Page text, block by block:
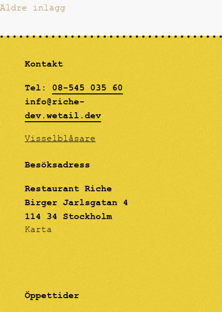
Inläggsnavigering
Äldre inlägg
Öppettider
Kontakt
Tel: 08-545 035 60
info@riche-
dev.wetail.dev
Visselblåsare
Besöksadress
Restaurant Riche
Birger Jarlsgatan 4
114 34 Stockholm
Karta